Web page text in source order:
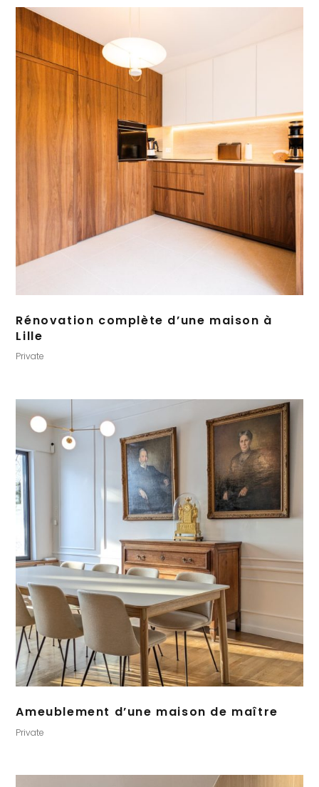
Rénovation complète d’une maison à
Lille
Private
Ameublement d’une maison de maître
Private